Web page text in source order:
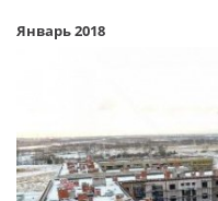
Январь 2018